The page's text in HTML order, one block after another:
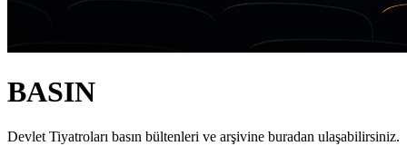
BASIN
Devlet Tiyatroları basın bültenleri ve arşivine buradan ulaşabilirsiniz.